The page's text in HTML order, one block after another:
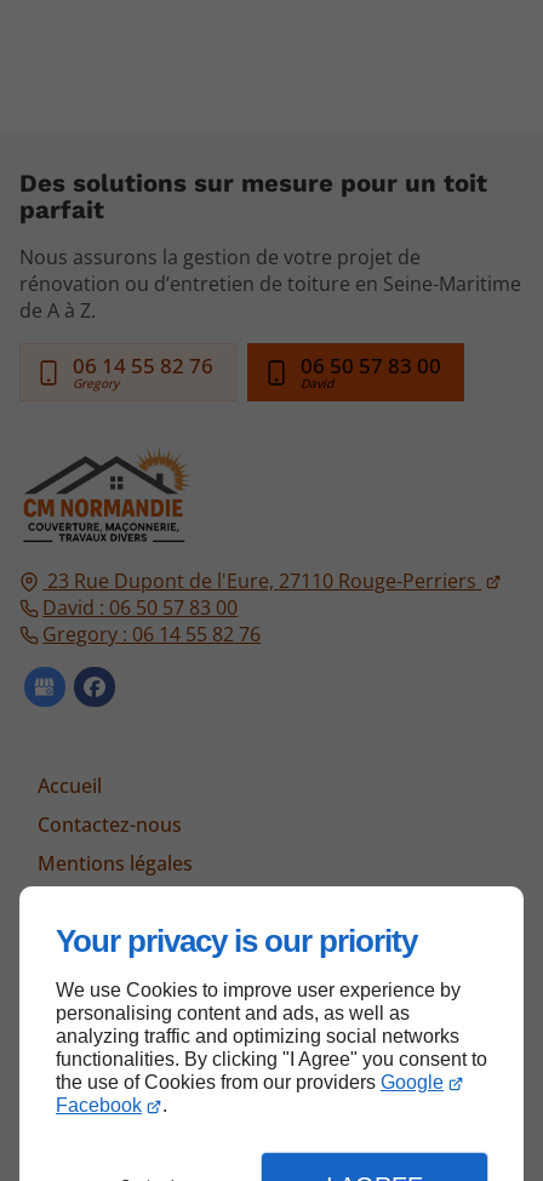
Your privacy is our priority
We use Cookies to improve user experience by
personalising content and ads, as well as
analyzing traffic and optimizing social networks
functionalities. By clicking "I Agree" you consent to
the use of Cookies from our providers Google
Facebook
.
23 Rue Dupont de l'Eure, 27110 Rouge-Perriers
David : 06 50 57 83 00
Gregory : 06 14 55 82 76
Accueil
Contactez-nous
Mentions légales
Des solutions sur mesure pour un toit
parfait
Nous assurons la gestion de votre projet de
rénovation ou d’entretien de toiture en Seine-Maritime
de A à Z.
06 14 55 82 76 06 50 57 83 00
Haut de page